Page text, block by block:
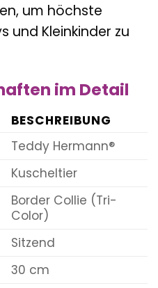
um höchste
und Kleinkinder zu
im Detail
BESCHREIBUNG
Teddy Hermann®
Kuscheltier
Border Collie (Tri-
Color)
Sitzend
30 cm